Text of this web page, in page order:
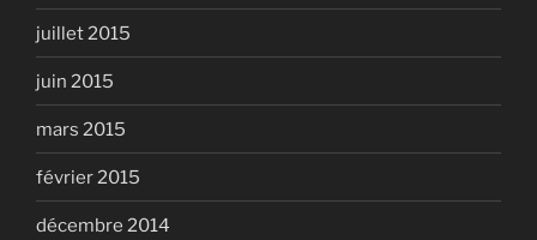
juillet 2015
juin 2015
mars 2015
février 2015
décembre 2014